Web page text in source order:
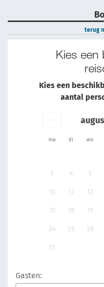
terug
Kies een
Kies een
aantal
ma di wo
3 4 5
10 11 12
17 18 19
24 25 26
31
Gasten: